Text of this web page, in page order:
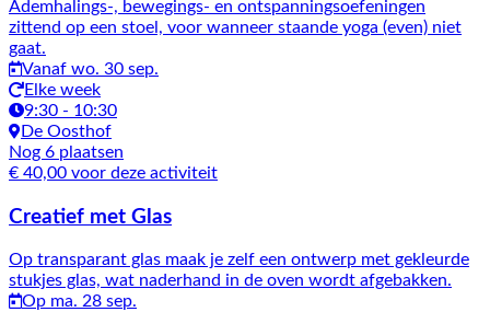
Ademhalings-, bewegings- en ontspanningsoefeningen
zittend op een stoel, voor wanneer staande yoga (even) niet
gaat.
Vanaf wo. 30 sep.
Elke week
9:30 - 10:30
De Oosthof
Nog 6 plaatsen
€ 40,00 voor deze activiteit
Creatief met Glas
Op transparant glas maak je zelf een ontwerp met gekleurde
stukjes glas, wat naderhand in de oven wordt afgebakken.
Op ma. 28 sep.